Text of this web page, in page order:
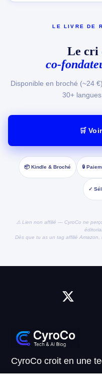
LE LIVRE DE
Le cri
co-
Disponible en broché (~24
30+
🛒
📦 Kindle & Broché 🔒
✓
⚠️ Lien non affilié — CyroCo ne
Dès que tu as un tag affilié Amazon,
CyroCo croit en une